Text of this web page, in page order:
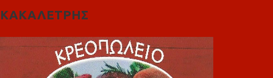
ΚΑΚΑΛΕΤΡΗΣ